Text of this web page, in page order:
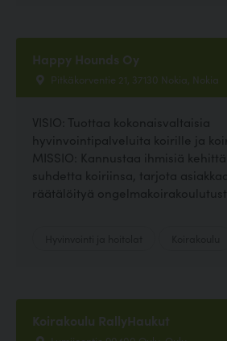
Happy Hounds Oy
Pitkäkorventie 21, 37130 Nokia, Nokia
VISIO: Tuottaa kokonaisvaltaisia
hyvinvointipalveluita koirille ja
MISSIO: Kannustaa ihmisiä
suhdetta koiriinsa, tarjota
räätälöityä
Koirakoulu RallyHaukut